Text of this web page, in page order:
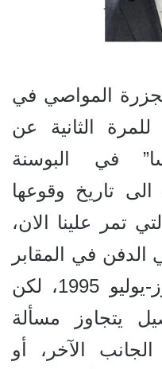
المواصي في
الثانية عن
في البوسنة
تاريخ وقوعها
تمر علينا الان،
الدفن في المقابر
الجماعية من شهر تموز-يوليو 1995، لكن
يتجاوز مسألة
الجانب الآخر، أو